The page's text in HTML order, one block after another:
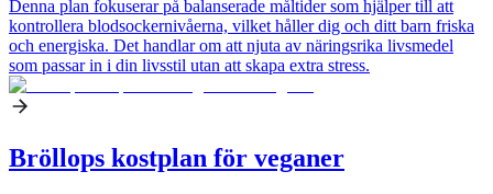
Denna plan fokuserar på balanserade måltider som hjälper till att
kontrollera blodsockernivåerna, vilket håller dig och ditt barn friska
och energiska. Det handlar om att njuta av näringsrika livsmedel
som passar in i din livsstil utan att skapa extra stress.
Bröllops kostplan för veganer